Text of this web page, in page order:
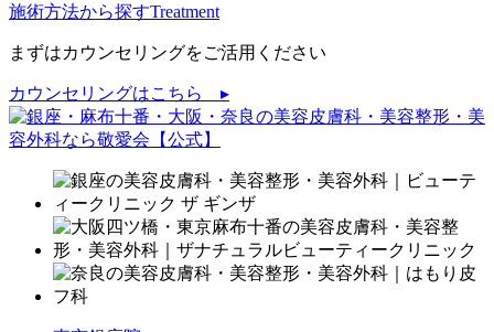
施術方法から探すTreatment
まずはカウンセリングをご活用ください
カウンセリングはこちら ▸